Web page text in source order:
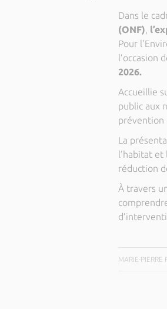
Dans le
(ONF),
Pour
l’occasion
2026.
Accueillie
public aux
prévention
La
l’habitat et
réduction
À travers
MARIE-PIERRE